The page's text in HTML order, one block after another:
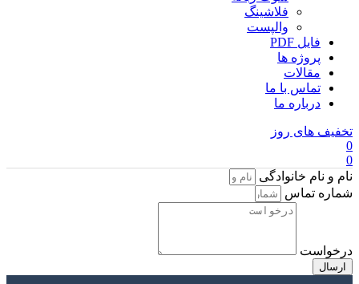
فلاشینگ
والپست
فایل PDF
پروژه ها
مقالات
تماس با ما
درباره ما
تخفیف های روز
0
0
نام و نام خانوادگی
شماره تماس
درخواست
ارسال